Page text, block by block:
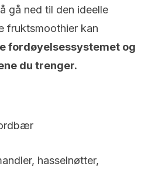
gå ned til den ideelle
fruktsmoothier kan
fordøyelsessystemet og
du trenger.
hasselnøtter,